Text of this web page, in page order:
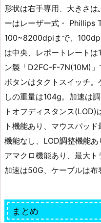
形状は右手専用、大きさ
ーはレーザー式・ Phillips
100~8200dpiまで、
は中央、レポートレート
ン製「D2FC-F-7N(10M)
ボタンはタクトスイッチ
しの重量は104g。加速は
トオフディスタンス
ト機能あり、マウスパッ
機能なし、LOD調整機能
アマクロ機能あり、最大
加速は50G、ケーブルは布
まとめ